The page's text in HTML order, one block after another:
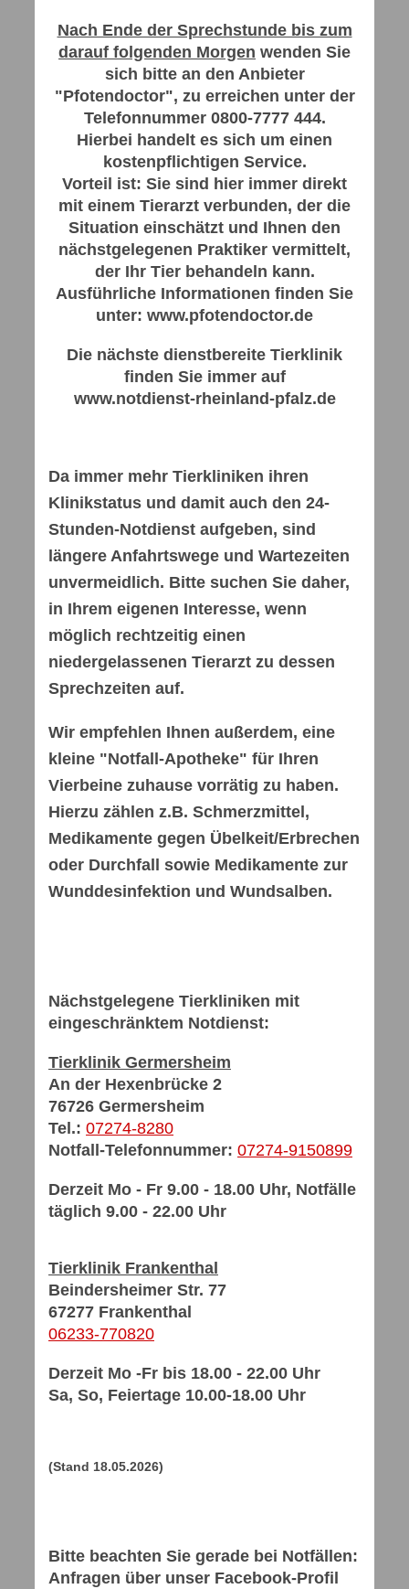
Nach Ende der Sprechstunde bis zum
darauf folgenden Morgen wenden Sie
sich bitte an den Anbieter
"Pfotendoctor", zu erreichen unter der
Telefonnummer 0800-7777 444.
Hierbei handelt es sich um einen
kostenpflichtigen Service.
Vorteil ist: Sie sind hier immer direkt
mit einem Tierarzt verbunden, der die
Situation einschätzt und Ihnen den
nächstgelegenen Praktiker vermittelt,
der Ihr Tier behandeln kann.
Ausführliche Informationen finden Sie
unter: www.pfotendoctor.de
Die nächste dienstbereite Tierklinik
finden Sie immer auf
www.notdienst-rheinland-pfalz.de
Da immer mehr Tierkliniken ihren
Klinikstatus und damit auch den 24-
Stunden-Notdienst aufgeben, sind
längere Anfahrtswege und Wartezeiten
unvermeidlich. Bitte suchen Sie daher,
in Ihrem eigenen Interesse, wenn
möglich rechtzeitig einen
niedergelassenen Tierarzt zu dessen
Sprechzeiten auf.
Wir empfehlen Ihnen außerdem, eine
kleine "Notfall-Apotheke" für Ihren
Vierbeine zuhause vorrätig zu haben.
Hierzu zählen z.B. Schmerzmittel,
Medikamente gegen Übelkeit/Erbrechen
oder Durchfall sowie Medikamente zur
Wunddesinfektion und Wundsalben.
Nächstgelegene Tierkliniken mit
eingeschränktem Notdienst:
Tierklinik Germersheim
An der Hexenbrücke 2
76726 Germersheim
Tel.: 07274-8280
Notfall-Telefonnummer: 07274-9150899
Derzeit Mo - Fr 9.00 - 18.00 Uhr, Notfälle
täglich 9.00 - 22.00 Uhr
Tierklinik Frankenthal
Beindersheimer Str. 77
67277 Frankenthal
06233-770820
Derzeit Mo -Fr bis 18.00 - 22.00 Uhr
Sa, So, Feiertage 10.00-18.00 Uhr
(Stand 18.05.2026)
Bitte beachten Sie gerade bei Notfällen:
Anfragen über unser Facebook-Profil